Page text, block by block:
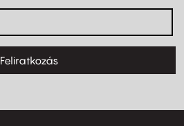
Feliratkozás